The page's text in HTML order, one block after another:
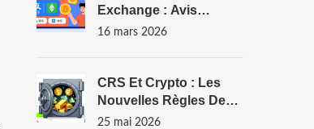
Exchange : Avis
Complet Et Analyse En
16 mars 2026
CRS Et Crypto : Les
Nouvelles Règles De
Transparence Fiscale
25 mai 2026